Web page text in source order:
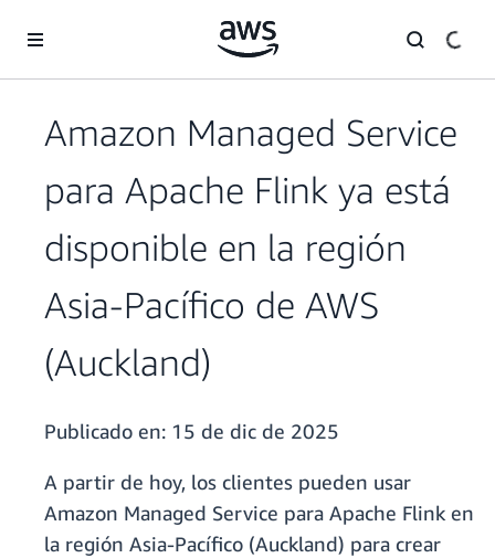
Amazon Managed Service
para Apache Flink ya está
disponible en la región
Asia-Pacífico de AWS
(Auckland)
Publicado en: 15 de dic de 2025
A partir de hoy, los clientes pueden usar
Amazon Managed Service para Apache Flink en
la región Asia-Pacífico (Auckland) para crear